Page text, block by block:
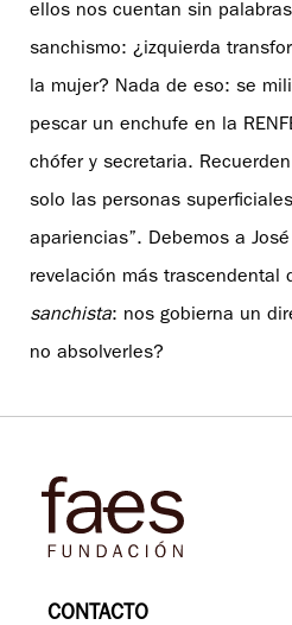
ellos nos cuentan sin
sanchismo: ¿izquierda
la mujer? Nada de eso: se
pescar un enchufe en la
chófer y secretaria.
solo las personas
apariencias”. Debemos a
revelación más trascendental
sanchista: nos gobierna un
no absolverles?
CONTACTO